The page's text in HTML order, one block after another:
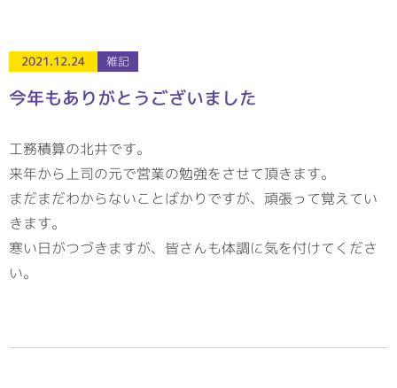
2021.12.24 雑記
今年もありがとうございました
工務積算の北井です。
来年から上司の元で営業の勉強をさせて頂きます。
まだまだわからないことばかりですが、頑張って覚えてい
きます。
寒い日がつづきますが、皆さんも体調に気を付けてくださ
い。